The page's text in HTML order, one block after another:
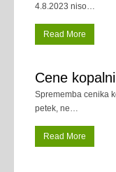
4.8.2023 niso
Read More
Cene
Sprememba cenika
petek, ne…
Read More